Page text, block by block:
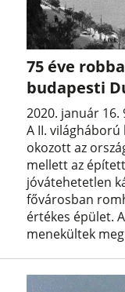
75 éve
budapesti
2020. január 16.
A II.
okozott az
mellett az
jóvátehetetlen
fővárosban
értékes épület.
menekültek